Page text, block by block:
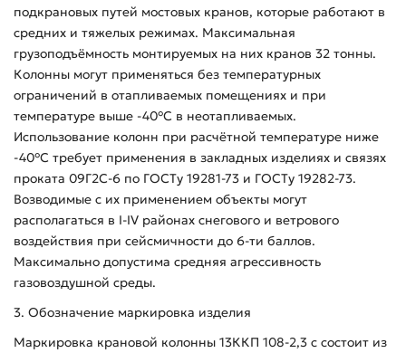
подкрановых путей мостовых кранов, которые работают в
средних и тяжелых режимах. Максимальная
грузоподъёмность монтируемых на них кранов 32 тонны.
Колонны могут применяться без температурных
ограничений в отапливаемых помещениях и при
температуре выше -40°С в неотапливаемых.
Использование колонн при расчётной температуре ниже
-40°С требует применения в закладных изделиях и связях
проката 09Г2С-6 по ГОСТу 19281-73 и ГОСТу 19282-73.
Возводимые с их применением объекты могут
располагаться в I-IV районах снегового и ветрового
воздействия при сейсмичности до 6-ти баллов.
Максимально допустима средняя агрессивность
газовоздушной среды.
3. Обозначение маркировка изделия
Маркировка крановой колонны 13ККП 108-2,3 с состоит из